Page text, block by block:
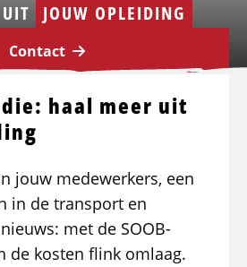
JOUW OPLEIDING
Contact
haal meer uit
jouw medewerkers, een
in de transport en
met de SOOB-
de kosten flink omlaag.